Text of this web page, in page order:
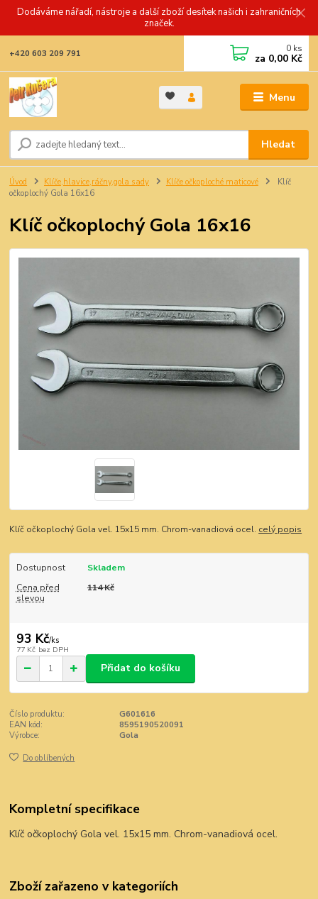
Dodáváme nářadí, nástroje a další zboží desítek našich i zahraničních
značek.
Menu
Hledat
+420 603 209 791 0 ks
za 0,00 Kč
Úvod Klíče,hlavice,ráčny,gola sady Klíče očkoploché maticové
Klíč
očkoplochý Gola 16x16
Klíč očkoplochý Gola 16x16
Klíč očkoplochý Gola vel. 15x15 mm. Chrom-vanadiová ocel. celý popis
Dostupnost
Skladem
Cena před
slevou
114 Kč
93 Kč/ks
77 Kč bez DPH
Přidat do košíku
Číslo produktu:
G601616
EAN kód:
8595190520091
Výrobce:
Gola
Do oblíbených
Kompletní specifikace
Klíč očkoplochý Gola vel. 15x15 mm. Chrom-vanadiová ocel.
Zboží zařazeno v kategoriích